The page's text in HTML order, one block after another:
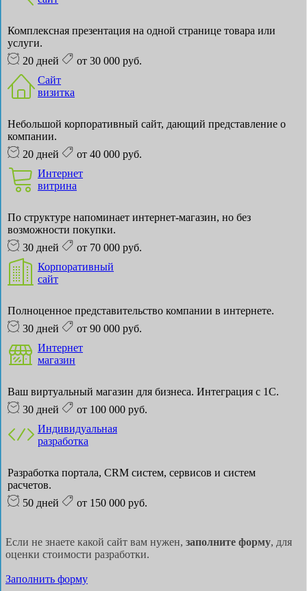
Комплексная презентация на одной странице товара или
услуги.
20 дней
от 30 000 руб.
Сайт
визитка
Небольшой корпоративный сайт, дающий представление о
компании.
20 дней
от 40 000 руб.
Интернет
витрина
По структуре напоминает интернет-магазин, но без
возможности покупки.
30 дней
от 70 000 руб.
Корпоративный
сайт
Полноценное представительство компании в интернете.
30 дней
от 90 000 руб.
Интернет
магазин
Ваш виртуальный магазин для бизнеса. Интеграция с 1С.
30 дней
от 100 000 руб.
Индивидуальная
разработка
Разработка портала, CRM систем, сервисов и систем
расчетов.
50 дней
от 150 000 руб.
Если не знаете какой сайт вам нужен, заполните форму, для
оценки стоимости разработки.
Заполнить форму